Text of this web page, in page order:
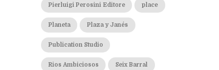
Pierluigi Perosini Editore place
Planeta Plaza y Janés
Publication Studio
Rios Ambiciosos Seix Barral